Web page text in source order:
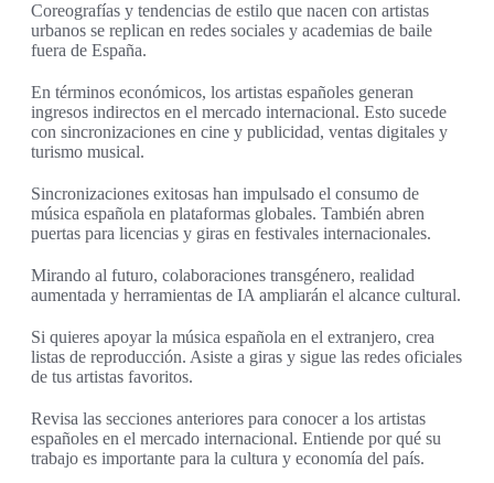
Coreografías y tendencias de estilo que nacen con artistas
urbanos se replican en redes sociales y academias de baile
fuera de España.
En términos económicos, los artistas españoles generan
ingresos indirectos en el mercado internacional. Esto sucede
con sincronizaciones en cine y publicidad, ventas digitales y
turismo musical.
Sincronizaciones exitosas han impulsado el consumo de
música española en plataformas globales. También abren
puertas para licencias y giras en festivales internacionales.
Mirando al futuro, colaboraciones transgénero, realidad
aumentada y herramientas de IA ampliarán el alcance cultural.
Si quieres apoyar la música española en el extranjero, crea
listas de reproducción. Asiste a giras y sigue las redes oficiales
de tus artistas favoritos.
Revisa las secciones anteriores para conocer a los artistas
españoles en el mercado internacional. Entiende por qué su
trabajo es importante para la cultura y economía del país.